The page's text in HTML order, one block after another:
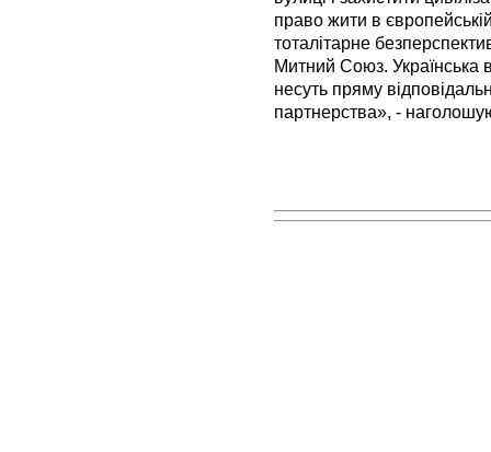
право жити в
тоталітарне
Митний Союз. Українська
несуть пряму
партнерства», -